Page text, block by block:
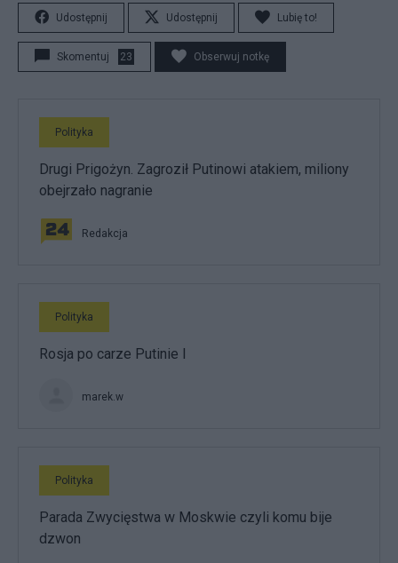
Udostępnij Udostępnij Lubię to!
Skomentuj 23 Obserwuj notkę
Polityka
Drugi Prigożyn. Zagroził Putinowi atakiem, miliony
obejrzało nagranie
Redakcja
Polityka
Rosja po carze Putinie I
marek.w
Polityka
Parada Zwycięstwa w Moskwie czyli komu bije
dzwon